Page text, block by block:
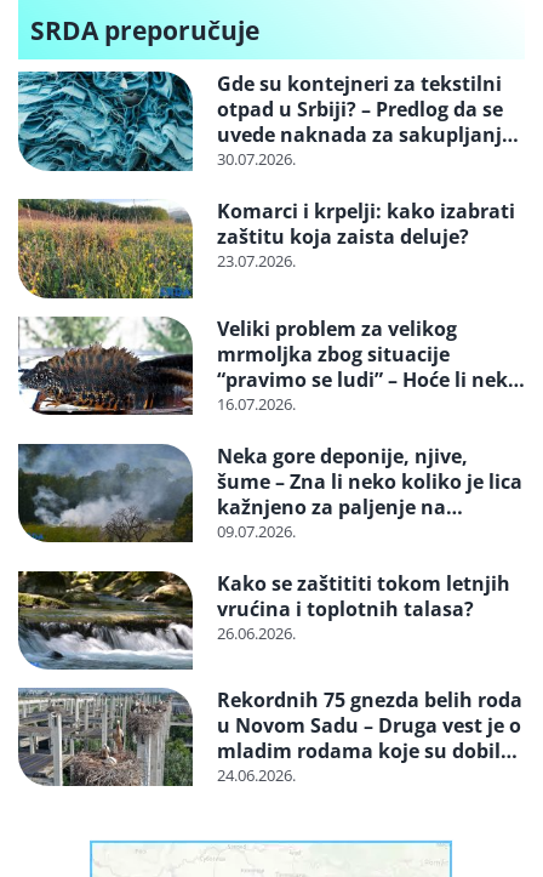
SRDA preporučuje
Gde su kontejneri za tekstilni
otpad u Srbiji? – Predlog da se
uvede naknada za sakupljanje i
reciklažu i svrstavanje u
30.07.2026.
Komarci i krpelji: kako izabrati
zaštitu koja zaista deluje?
23.07.2026.
Veliki problem za velikog
mrmoljka zbog situacije
“pravimo se ludi” – Hoće li neko
reagovati i spasiti strogo
16.07.2026.
Neka gore deponije, njive,
šume – Zna li neko koliko je lica
kažnjeno za paljenje na
otvorenom
09.07.2026.
Kako se zaštititi tokom letnjih
vrućina i toplotnih talasa?
26.06.2026.
Rekordnih 75 gnezda belih roda
u Novom Sadu – Druga vest je o
mladim rodama koje su dobile
proteze za amputirane noge
24.06.2026.